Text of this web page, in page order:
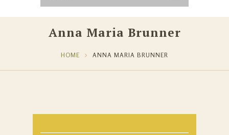
Anna Maria Brunner
HOME ANNA MARIA BRUNNER